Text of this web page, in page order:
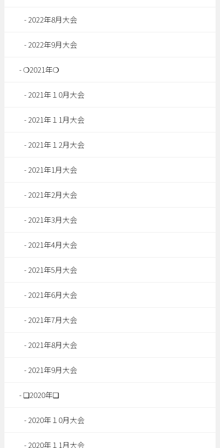
2022年8月大会
2022年9月大会
❍2021年❍
2021年１0月大会
2021年１1月大会
2021年１2月大会
2021年1月大会
2021年2月大会
2021年3月大会
2021年4月大会
2021年5月大会
2021年6月大会
2021年7月大会
2021年8月大会
2021年9月大会
❏2020年❏
2020年１0月大会
2020年１1月大会